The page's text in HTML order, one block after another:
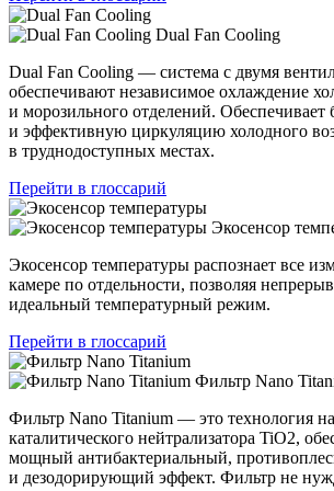
Dual Fan Cooling
Dual Fan Cooling — система с двумя
обеспечивают независимое охлаждение
и морозильного отделений. Обеспечивает
и эффективную циркуляцию холодного
в труднодоступных местах.
Перейти в глоссарий
Экосенсор
Экосенсор температуры распознает все
камере по отдельности, позволяя
идеальный температурный режим.
Перейти в глоссарий
Фильтр Nano
Фильтр Nano Titanium — это технология
каталитического нейтрализатора TiO2,
мощный антибактериальный,
и дезодорирующий эффект. Фильтр не